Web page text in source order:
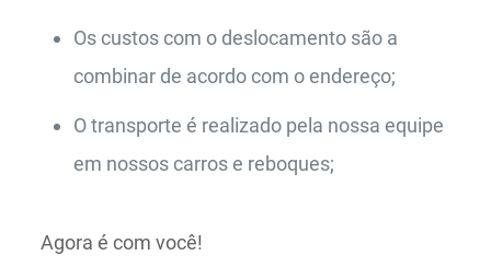
Os custos com o deslocamento são a
combinar de acordo com o endereço;
O transporte é realizado pela nossa equipe
em nossos carros e reboques;
Agora é com você!